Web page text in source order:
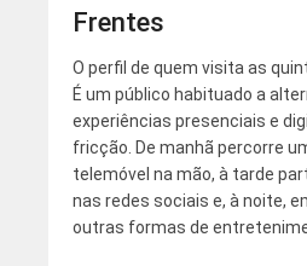
Frentes
O perfil de quem visita as
É um público habituado a
experiências presenciais e
fricção. De manhã percorre
telemóvel na mão, à tarde
nas redes sociais e, à noite,
outras formas de